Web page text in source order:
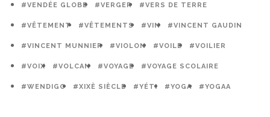
#VENDÉE GLOBE #VERGER #VERS DE TERRE
#VÊTEMENT #VÊTEMENTS #VIN #VINCENT GAUDIN
#VINCENT MUNNIER #VIOLON #VOILE #VOILIER
#VOIX #VOLCAN #VOYAGE #VOYAGE SCOLAIRE
#WENDIGO #XIXÈ SIÈCLE #YÉTI #YOGA #YOGAA